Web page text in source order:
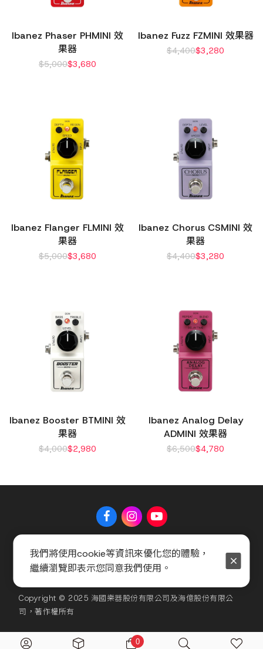
Ibanez Phaser PHMINI 效
果器
$5,000$3,680
Ibanez Fuzz FZMINI 效果器
$4,400$3,280
Ibanez Flanger FLMINI 效
果器
$5,000$3,680
Ibanez Chorus CSMINI 效
果器
$4,400$3,280
Ibanez Booster BTMINI 效
果器
$4,000$2,980
Ibanez Analog Delay
ADMINI 效果器
$6,500$4,780
關於 Music Shop 聯絡我們 常見問題 會員服務條款
隱私權政策 官方聲明
Copyright © 2025 海國樂器股份有限公司及海億股份有限公
司，著作權所有
0
我們將使用cookie等資訊來優化您的體驗，
繼續瀏覽即表示您同意我們使用。